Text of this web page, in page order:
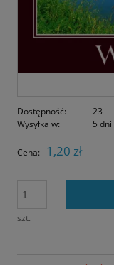
Dostępność:
23
Wysyłka w:
5 dni
Cena: 1,20 zł
szt.